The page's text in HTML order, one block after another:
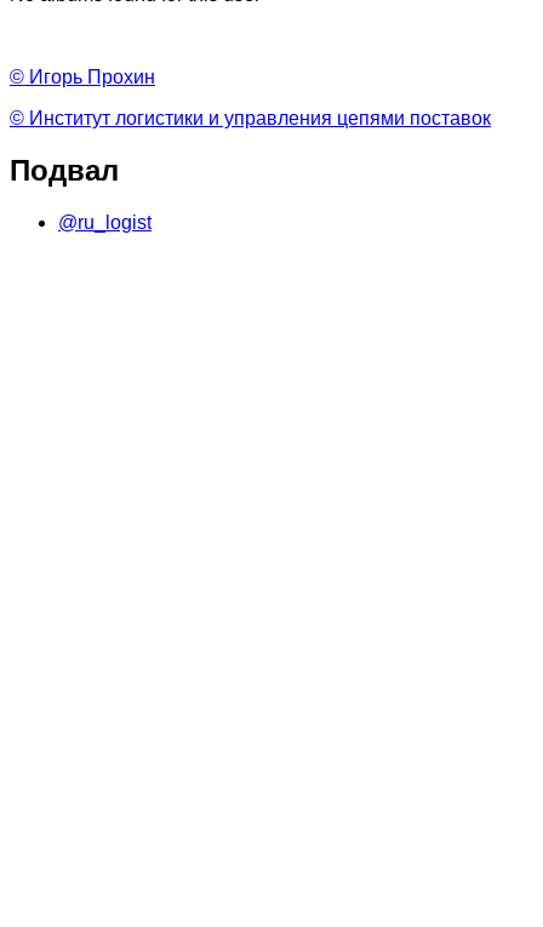
© Игорь Прохин
© Институт логистики и управления цепями поставок
Подвал
@ru_logist